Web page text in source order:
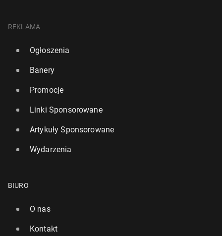
REKLAMA
Ogłoszenia
Banery
Promocje
Linki Sponsorowane
Artykuły Sponsorowane
Wydarzenia
BIURO
O nas
Kontakt